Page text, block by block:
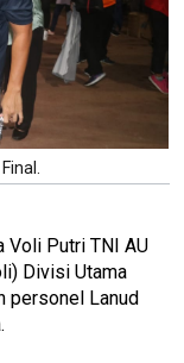
Voli Putri TNI AU
Divisi Utama
personel Lanud